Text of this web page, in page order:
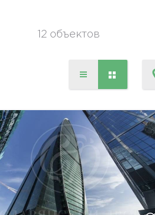
12 объектов
показать ещё 20 фотографий